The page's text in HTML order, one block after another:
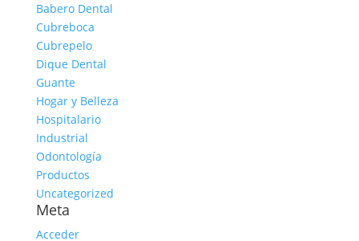
Babero Dental
Cubreboca
Cubrepelo
Dique Dental
Guante
Hogar y Belleza
Hospitalario
Industrial
Odontología
Productos
Uncategorized
Meta
Acceder